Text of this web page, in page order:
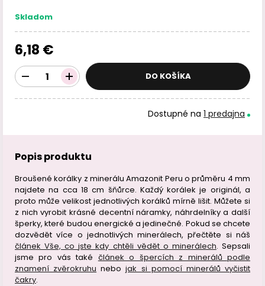
Skladom
6,18 €
DO KOŠÍKA
Dostupné na 1 predajna
Popis produktu
Broušené korálky z minerálu Amazonit Peru o průměru 4 mm
najdete na cca 18 cm šňůrce. Každý korálek je originál, a
proto může velikost jednotlivých korálků mírně lišit. Můžete si
z nich vyrobit krásné decentní náramky, náhrdelníky a další
šperky, které budou energické a jedinečné. Pokud se chcete
dozvědět více o jednotlivých minerálech, přečtěte si náš
článek Vše, co jste kdy chtěli vědět o minerálech. Sepsali
jsme pro vás také článek o špercích z minerálů podle
znamení zvěrokruhu nebojak si pomocí minerálů vyčistit
čakry.